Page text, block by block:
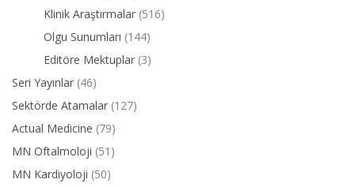
Klinik Araştırmalar (516)
Olgu Sunumları (144)
Editöre Mektuplar (3)
Seri Yayınlar (46)
Sektörde Atamalar (127)
Actual Medicine (79)
MN Oftalmoloji (51)
MN Kardiyoloji (50)